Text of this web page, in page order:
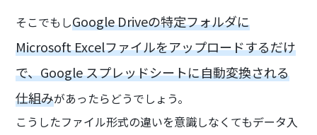
そこでもしGoogle Driveの特定フォルダに
Microsoft Excelファイルをアップロードするだけ
で、Google スプレッドシートに自動変換される
仕組みがあったらどうでしょう。
こうしたファイル形式の違いを意識しなくてもデータ入